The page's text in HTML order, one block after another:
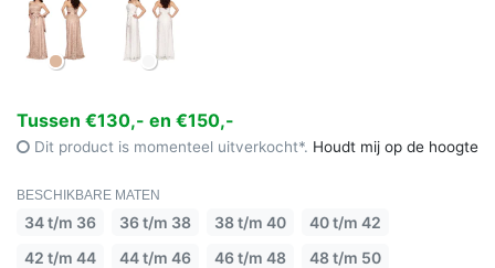
Tussen €130,- en €150,-
Dit product is momenteel uitverkocht*. Houdt mij op de hoogte
BESCHIKBARE MATEN
34 t/m 36 36 t/m 38 38 t/m 40
40 t/m 42
42 t/m 44
44 t/m 46 46 t/m 48
48 t/m 50